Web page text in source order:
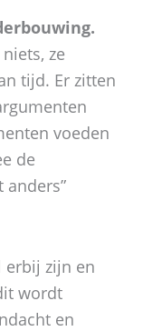
ze
tijd. Er zitten
voeden
de
anders”
erbij zijn en
wordt
en